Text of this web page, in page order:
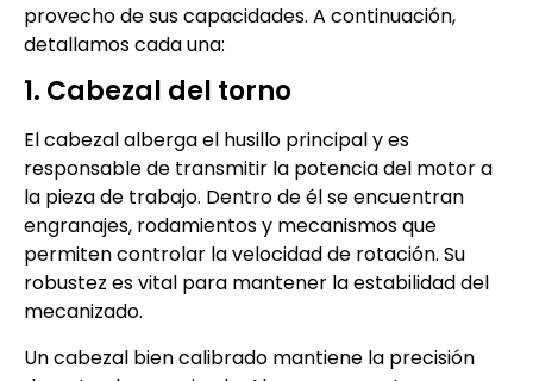
provecho de sus capacidades. A continuación,
detallamos cada una:
1. Cabezal del torno
El cabezal alberga el husillo principal y es
responsable de transmitir la potencia del motor a
la pieza de trabajo. Dentro de él se encuentran
engranajes, rodamientos y mecanismos que
permiten controlar la velocidad de rotación. Su
robustez es vital para mantener la estabilidad del
mecanizado.
Un cabezal bien calibrado mantiene la precisión